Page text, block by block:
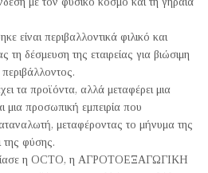
είναι περιβαλλοντικά φιλικό και
δέσμευση της εταιρείας για βιώσιμη
τα προϊόντα, αλλά μεταφέρει μια
μια προσωπική εμπειρία που
μεταφέροντας το μήνυμα της
της φύσης.
η OCTO, η ΑΓΡΟΤΟΕΞΑΓΩΓΙΚΗ